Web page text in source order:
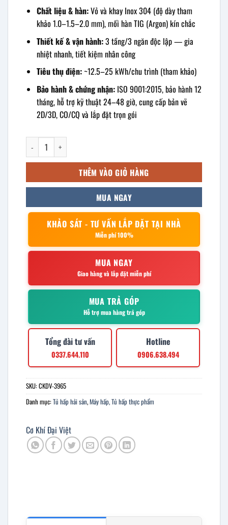
Chất liệu & hàn:Vỏ và khay Inox 304 (độ dày tham
khảo 1.0–1.5–2.0 mm), mối hàn TIG (Argon) kín chắc
Thiết kế & vận hành:3 tầng/3 ngăn độc lập — gia
nhiệt nhanh, tiết kiệm nhân công
Tiêu thụ điện:~12.5–25 kWh/chu trình (tham khảo)
Bảo hành & chứng nhận:ISO 9001:2015, bảo hành 12
tháng, hỗ trợ kỹ thuật 24–48 giờ, cung cấp bản vẽ
2D/3D, CO/CQ và lắp đặt trọn gói
Tủ hấp hải sản 3 tầng dùng điện số lượng
THÊM VÀO GIỎ HÀNG
MUA NGAY
KHẢO SÁT - TƯ VẤN LẮP ĐẶT TẠI NHÀ
Miễn phí 100%
MUA NGAY
Giao hàng và lắp đặt miễn phí
MUA TRẢ GÓP
Hỗ trợ mua hàng trả góp
Tổng đài tư vấn
0337.644.110
Hotline
0906.638.494
SKU:CKDV-3965
Danh mục:Tủ hấp hải sản,Máy hấp, Tủ hấp thực phẩm
Cơ Khí Đại Việt